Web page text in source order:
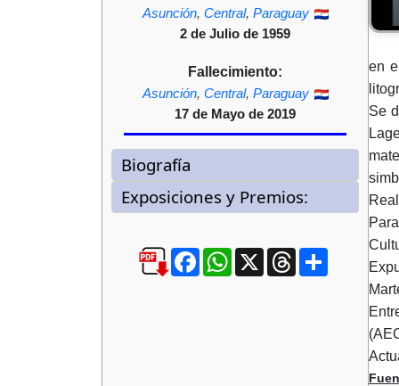
Asunción, Central, Paraguay
2 de Julio de 1959
Fallecimiento:
Asunción, Central, Paraguay
17 de Mayo de 2019
FacebookWhatsApp
X ThreadsCompartir
en
Se